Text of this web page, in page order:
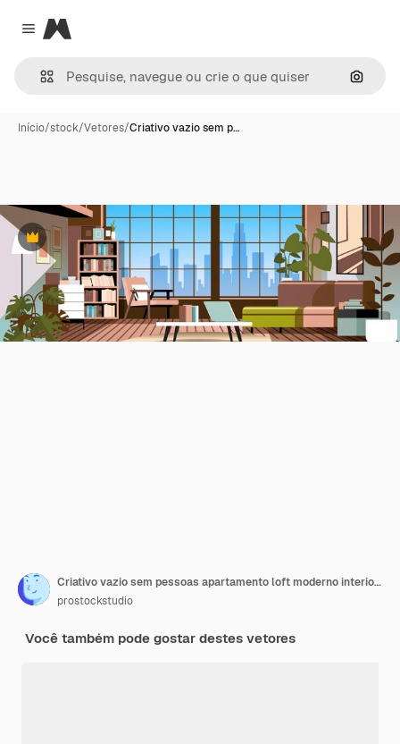
Close menu
Magnific
Início/stock/Vetores/Criativo vazio sem p…
Premium
Criativo vazio sem pessoas apartamento loft moderno interior de escritório doméstico de espaço aberto com móveis para ilustração vetorial horizontal de trabalho corporativo ou freelancer
prostockstudio
Você também pode gostar destes vetores